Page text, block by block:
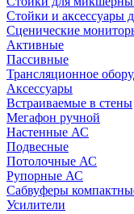
Стойки и аксессуары
Сценические
Активные
Пассивные
Трансляционное
Аксессуары
Встраиваемые в стены
Мегафон ручной
Настенные АС
Подвесные
Потолочные АС
Рупорные АС
Сабвуферы
Усилители